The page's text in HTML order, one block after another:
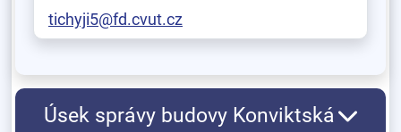
tichyji5@fd.cvut.cz
Úsek správy budovy Konviktská